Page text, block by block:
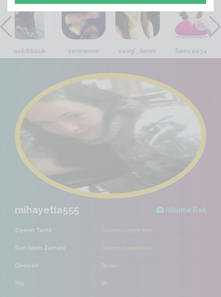
asik86asik sennemm sevgi_demir Semraa34
mihayetla555 Albüme Bak
Ziyaret Tarihi Sadece üyelere özel
Son İşlem Zamanı Sadece üyelere özel
Cinsiyeti Bayan
Yaş 38